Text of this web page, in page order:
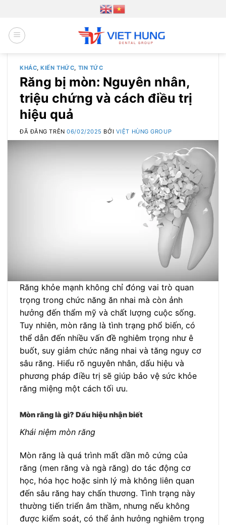
nội
dung
KHÁC,KIẾN THỨC, TIN TỨC
Răng bị mòn: Nguyên nhân,
triệu chứng và cách điều trị
hiệu quả
ĐÃ ĐĂNG TRÊN06/02/2025 BỞI VIỆT HÙNG GROUP
Răng khỏe mạnh không chỉ đóng vai trò quan
trọng trong chức năng ăn nhai mà còn ảnh
hưởng đến thẩm mỹ và chất lượng cuộc sống.
Tuy nhiên, mòn răng là tình trạng phổ biến, có
thể dẫn đến nhiều vấn đề nghiêm trọng như ê
buốt, suy giảm chức năng nhai và tăng nguy cơ
sâu răng. Hiểu rõ nguyên nhân, dấu hiệu và
phương pháp điều trị sẽ giúp bảo vệ sức khỏe
răng miệng một cách tối ưu.
Mòn răng là gì? Dấu hiệu nhận biết
Khái niệm mòn răng
Mòn răng là quá trình mất dần mô cứng của
răng (men răng và ngà răng) do tác động cơ
học, hóa học hoặc sinh lý mà không liên quan
đến sâu răng hay chấn thương. Tình trạng này
thường tiến triển âm thầm, nhưng nếu không
được kiểm soát, có thể ảnh hưởng nghiêm trọng